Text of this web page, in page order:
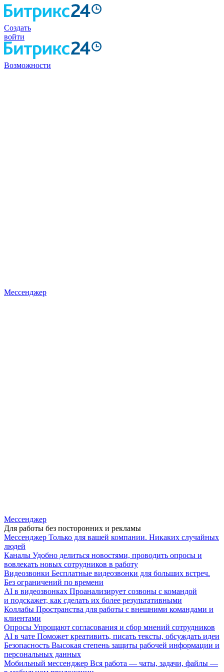
Создать
войти
Возможности
Мессенджер
Мессенджер
Для работы без посторонних и рекламы
Мессенджер Только для вашей компании. Никаких случайных
людей
Каналы Удобно делиться новостями, проводить опросы и
вовлекать новых сотрудников в работу
Видеозвонки Бесплатные видеозвонки для больших встреч.
Без ограничений по времени
AI в видеозвонках Проанализирует созвоны с командой
и подскажет, как сделать их более результативными
Коллабы Пространства для работы с внешними командами и
клиентами
Опросы Упрощают согласования и сбор мнений сотрудников
AI в чате Поможет креативить, писать тексты, обсуждать идеи
Безопасность Высокая степень защиты рабочей информации и
персональных данных
Мобильный мессенджер Вся работа — чаты, задачи, файлы —